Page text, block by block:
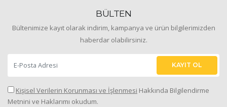
BÜLTEN
Bültenimize kayıt olarak indirim, kampanya ve ürün bilgilerimizden
haberdar olabilirsiniz.
KAYIT OL
Kişisel Verilerin Korunması ve İşlenmesi Hakkında Bilgilendirme
Metnini ve Haklarımı okudum.